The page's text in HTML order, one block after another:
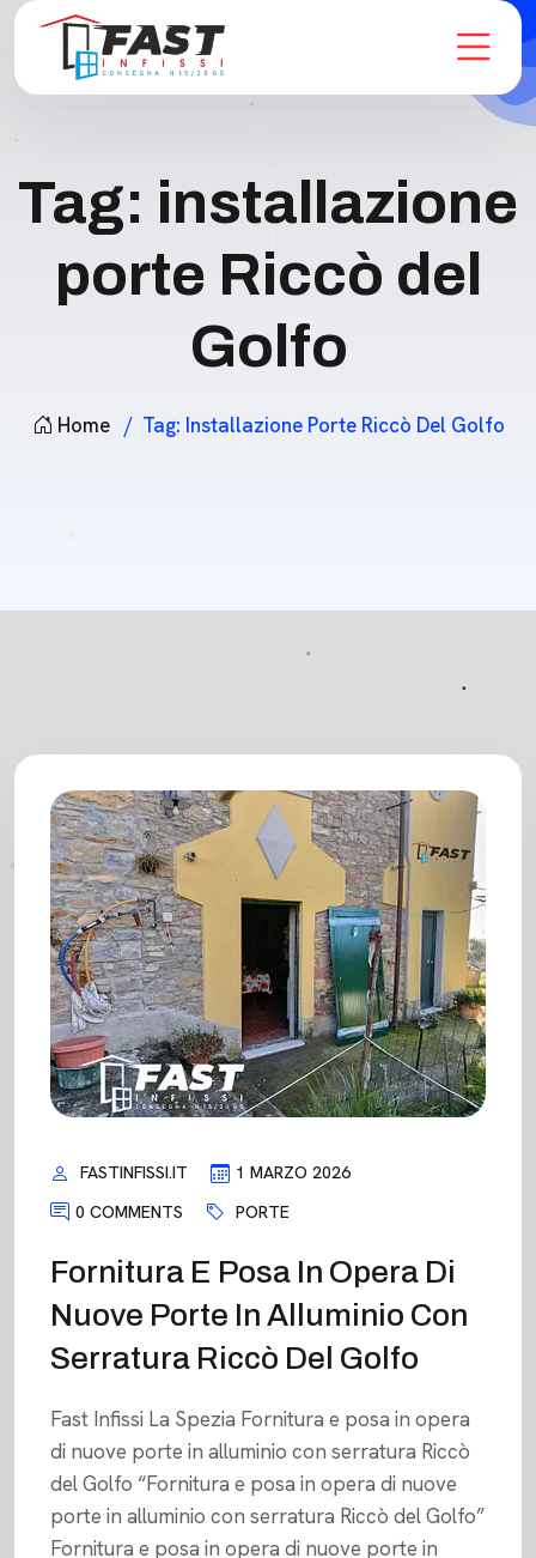
Tag: installazione
porte Riccò del
Golfo
Home Tag: Installazione Porte Riccò Del Golfo
FASTINFISSI.IT
1 MARZO 2026
0 COMMENTS
PORTE
Fornitura E Posa In Opera Di
Nuove Porte In Alluminio Con
Serratura Riccò Del Golfo
Fast Infissi La Spezia Fornitura e posa in opera
di nuove porte in alluminio con serratura Riccò
del Golfo “Fornitura e posa in opera di nuove
porte in alluminio con serratura Riccò del Golfo”
Fornitura e posa in opera di nuove porte in